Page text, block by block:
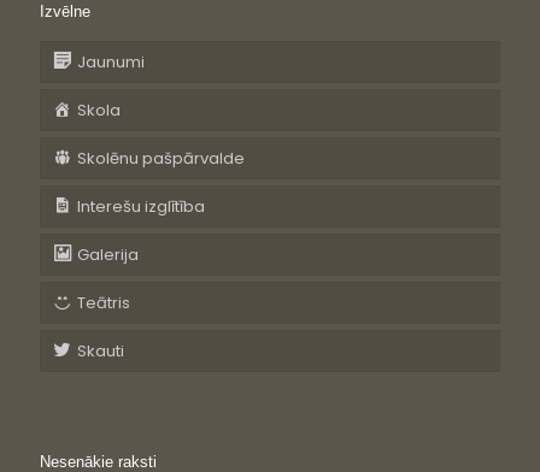
Izvēlne
Jaunumi
Skola
Skolēnu pašpārvalde
Interešu izglītība
Galerija
Teātris
Skauti
Nesenākie raksti